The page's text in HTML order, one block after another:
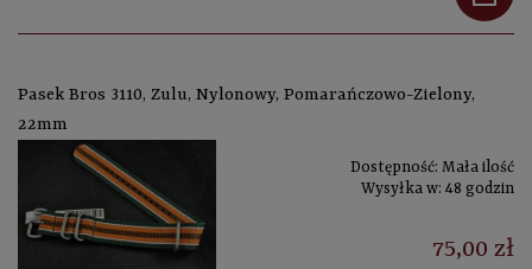
Pasek Bros 3110, Zulu, Nylonowy, Pomarańczowo-Zielony,
22mm
Dostępność: Mała ilość
Wysyłka w: 48 godzin
75,00 zł